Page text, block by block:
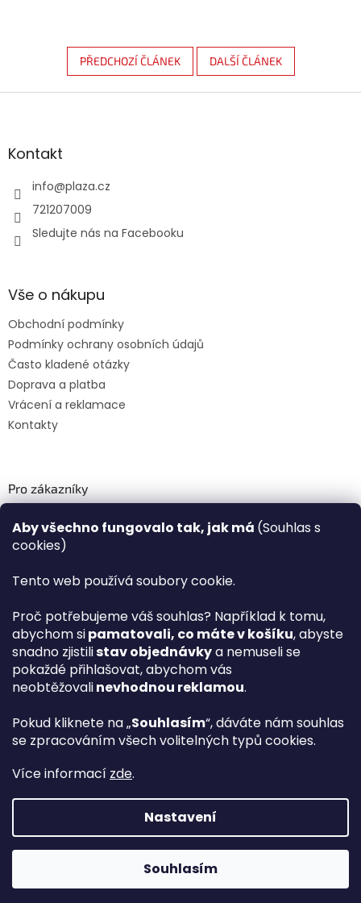
Aby všechno fungovalo tak, jak má (Souhlas s
cookies)
Tento web používá soubory cookie.
Proč potřebujeme váš souhlas? Například k tomu,
abychom sipamatovali, co máte v košíku, abyste
snadno zjistilistav objednávkya nemuseli se
pokaždé přihlašovat, abychom vás
neobtěžovalinevhodnou reklamou.
Pokud kliknete na „Souhlasím“, dáváte nám souhlas
se zpracováním všech volitelných typů cookies.
Více informací zde.
Nastavení
Souhlasím
PŘEDCHOZÍ ČLÁNEK DALŠÍ ČLÁNEK
Zápatí
Kontakt
info@plaza.cz
721207009
Sledujte nás na Facebooku
Vše o nákupu
Obchodní podmínky
Podmínky ochrany osobních údajů
Často kladené otázky
Doprava a platba
Vrácení a reklamace
Kontakty
Pro zákazníky
Věrnostní program PLAZA Bonus™
Magazín PLAZA News™
Plaza.cz slevové kódy a kupóny
Registrace
Přihlášení
PLAZA B2B™ VELKOOBCHOD
Vyhledávač návodů
hp
Vytvořil Shoptet Premium
Plaza.cz. Všechna práva vyhrazena.